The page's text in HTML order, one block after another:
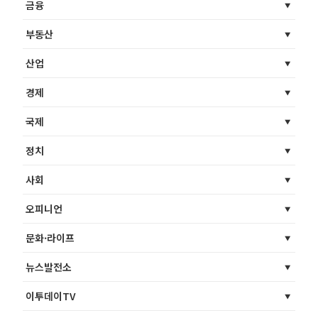
금융
부동산
산업
경제
국제
정치
사회
오피니언
문화·라이프
뉴스발전소
이투데이TV